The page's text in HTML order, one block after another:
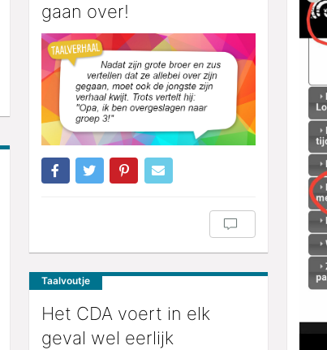
gaan over!
Taalvoutje
Het CDA voert in elk
geval wel eerlijk